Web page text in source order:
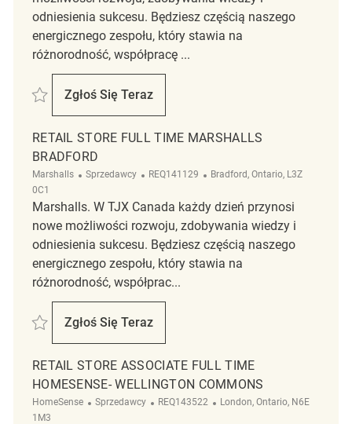
odniesienia sukcesu. Będziesz częścią naszego
energicznego zespołu, który stawia na
różnorodność, współpracę ...
Zapisać Retail Store Associate Full Time Winners/Homesense
Zgłoś Się Teraz
Retail Store Associate Full Time Winners/
RETAIL STORE FULL TIME MARSHALLS
BRADFORD
Marshalls Kategoria
Sprzedawcy ReqId
REQ141129 Lokalizacja
Bradford, Ontario, L3Z
0C1
Marshalls. W TJX Canada każdy dzień przynosi
nowe możliwości rozwoju, zdobywania wiedzy i
odniesienia sukcesu. Będziesz częścią naszego
energicznego zespołu, który stawia na
różnorodność, współprac...
Zapisać Retail Store Full Time Marshalls Bradford REQ141129
Zgłoś Się Teraz
Retail Store Full Time Marshalls Bradford
RETAIL STORE ASSOCIATE FULL TIME
HOMESENSE- WELLINGTON COMMONS
HomeSense Kategoria
Sprzedawcy ReqId
REQ143522 Lokalizacja
London, Ontario, N6E
1M3